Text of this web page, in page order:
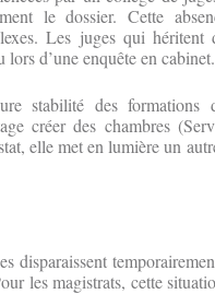
le dossier. Cette
Les juges qui
d’une enquête en cabinet.
stabilité des formations
créer des chambres
elle met en lumière un
disparaissent
les magistrats, cette